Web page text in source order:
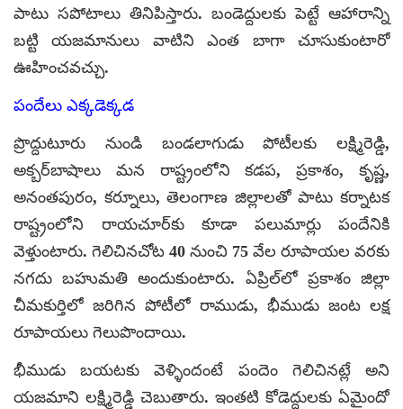
పాటు సపోటాలు తినిపిస్తారు. బండెద్దులకు పెట్టే ఆహారాన్ని
బట్టి యజమానులు వాటిని ఎంత బాగా చూసుకుంటారో
ఊహించవచ్చు.
పందేలు ఎక్కడెక్కడ
ప్రొద్దుటూరు నుండి బండలాగుడు పోటీలకు లక్ష్మిరెడ్డి,
అక్బర్‌బాషాలు మన రాష్ట్రంలోని కడప, ప్రకాశం, కృష్ణ,
అనంతపురం, కర్నూలు, తెలంగాణ జిల్లాలతో పాటు కర్నాటక
రాష్ట్రంలోని రాయచూర్‌కు కూడా పలుమార్లు పందేనికి
వెళ్తుంటారు. గెలిచినచోట 40 నుంచి 75 వేల రూపాయల వరకు
నగదు బహుమతి అందుకుంటారు. ఏప్రిల్‌లో ప్రకాశం జిల్లా
చీమకుర్తిలో జరిగిన పోటీలో రాముడు, భీముడు జంట లక్ష
రూపాయలు గెలుపొందాయి.
భీముడు బయటకు వెళ్ళిందంటే పందెం గెలిచినట్లే అని
యజమాని లక్ష్మిరెడ్డి చెబుతారు. ఇంతటి కోడెద్దులకు ఏమైందో